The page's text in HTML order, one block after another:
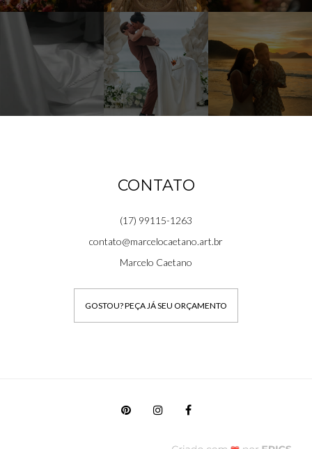
CONTATO
(17) 99115-1263
contato@marcelocaetano.art.br
Marcelo Caetano
GOSTOU? PEÇA JÁ SEU ORÇAMENTO